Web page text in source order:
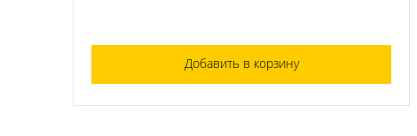
Добавить в корзину